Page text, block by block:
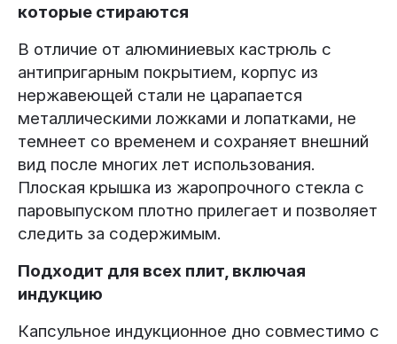
которые стираются
В отличие от алюминиевых кастрюль с
антипригарным покрытием, корпус из
нержавеющей стали не царапается
металлическими ложками и лопатками, не
темнеет со временем и сохраняет внешний
вид после многих лет использования.
Плоская крышка из жаропрочного стекла с
паровыпуском плотно прилегает и позволяет
следить за содержимым.
Подходит для всех плит, включая
индукцию
Капсульное индукционное дно совместимо с